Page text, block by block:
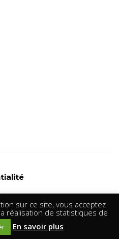
, Tous droits réservés
Infocob #web
sur ce site, vous acceptez
réalisation de statistiques de
En savoir plus